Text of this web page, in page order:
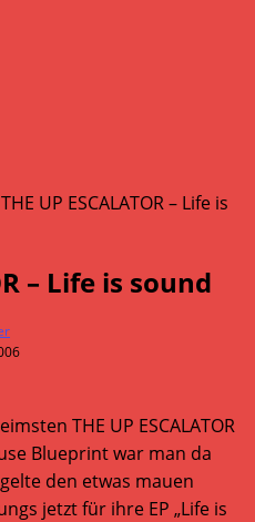
– Life is sound
THE UP ESCALATOR
Blueprint war man da
den etwas mauen
jetzt für ihre EP „Life is